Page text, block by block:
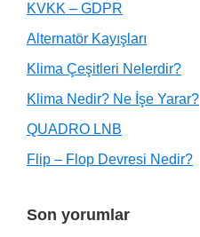
KVKK – GDPR
Alternatör Kayışları
Klima Çeşitleri Nelerdir?
Klima Nedir? Ne İşe Yarar?
QUADRO LNB
Flip – Flop Devresi Nedir?
Son yorumlar